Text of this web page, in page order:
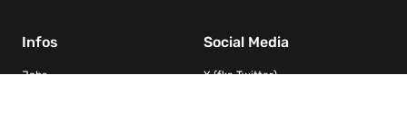
Infos
Jobs
Social Media
X (fka Twitter)